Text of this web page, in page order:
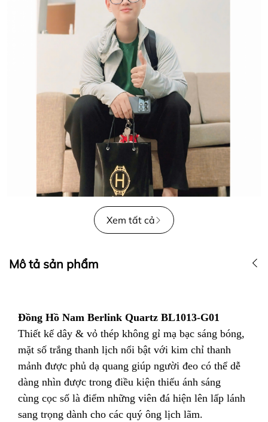
Xem tất cả
Mô tả sản phẩm
Đồng Hồ Nam Berlink Quartz BL1013-G01
Thiết kế dây & vỏ thép không gỉ mạ bạc sáng bóng,
mặt số trắng thanh lịch nổi bật với kim chỉ thanh
mảnh được phủ dạ quang giúp người đeo có thể dễ
dàng nhìn được trong điều kiện thiếu ánh sáng
cùng cọc số là điểm những viên đá hiện lên lấp lánh
sang trọng dành cho các quý ông lịch lãm.